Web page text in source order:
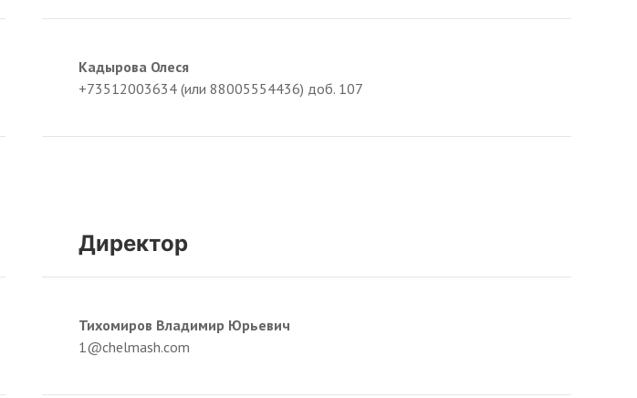
Кадырова Олеся
+73512003634 (или 88005554436) доб. 107
Директор
Тихомиров Владимир Юрьевич
1@chelmash.com